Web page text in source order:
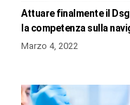
Attuare finalmente il
la competenza sulla
Marzo 4, 2022